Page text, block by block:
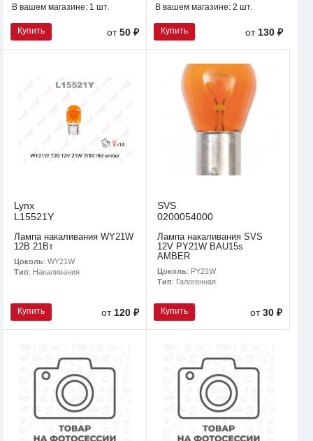
В вашем магазине: 1 шт.
Купить от50 ₽
В вашем магазине: 2 шт.
Купить от130 ₽
Lynx
L15521Y
Лампа накаливания WY21W
12В 21Вт
Цоколь: WY21W
Тип: Накаливания
Купить от 120 ₽
SVS
0200054000
Лампа накаливания SVS
12V PY21W BAU15s
AMBER
Цоколь: PY21W
Тип: Галогенная
Купить от30 ₽